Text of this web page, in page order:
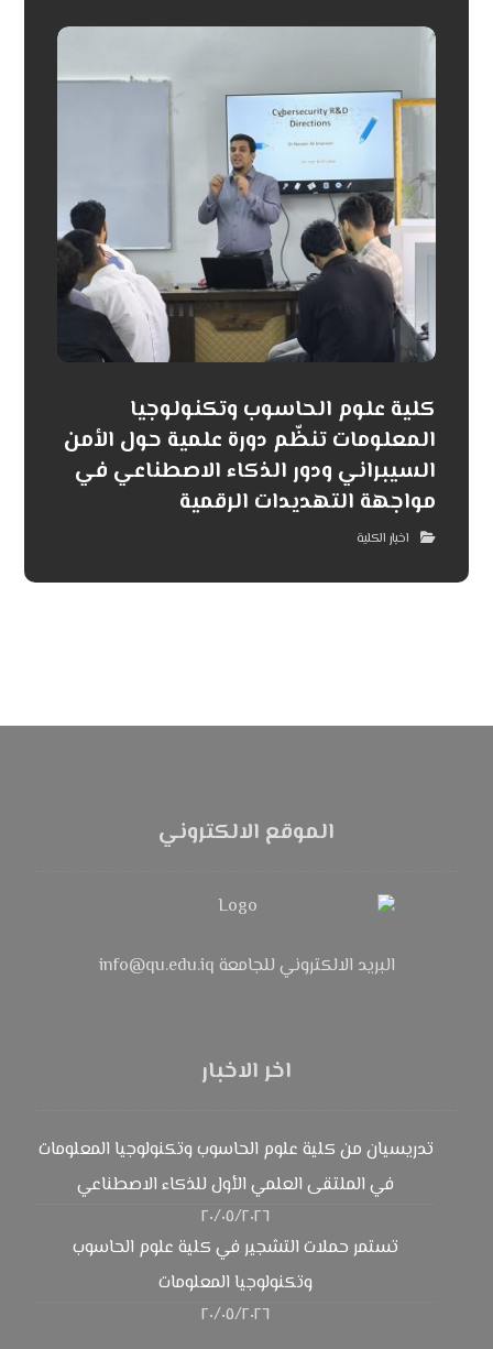
كلية علوم الحاسوب وتكنولوجيا
المعلومات تنظّم دورة علمية حول الأمن
السيبراني ودور الذكاء الاصطناعي في
مواجهة التهديدات الرقمية
اخبار الكلية
الموقع الالكتروني
البريد الالكتروني للجامعة info@qu.edu.iq
اخر الاخبار
تدريسيان من كلية علوم الحاسوب وتكنولوجيا المعلومات
في الملتقى العلمي الأول للذكاء الاصطناعي
٢٠/٠٥/٢٠٢٦
تستمر حملات التشجير في كلية علوم الحاسوب
وتكنولوجيا المعلومات
٢٠/٠٥/٢٠٢٦